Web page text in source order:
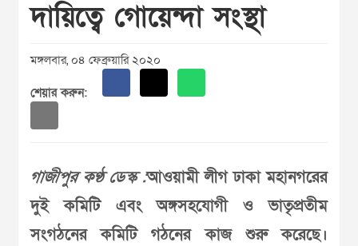
দায়িত্বে গোয়েন্দা সংস্থা
মঙ্গলবার, ০৪ ফেব্রুয়ারি ২০২০
শেয়ার করুন:
গাজীপুর কণ্ঠ ডেস্ক :আওয়ামী লীগ ঢাকা মহানগরের
দুই কমিটি এবং অঙ্গসহযোগী ও ভাতৃপ্রতীম
সংগঠনের কমিটি গঠনের কাজ শুরু করেছে।